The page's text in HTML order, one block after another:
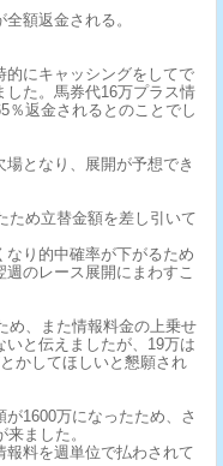
額返金される。
的にキャッシングをしてで
した。馬券代16万プラス情
％返金されるとのことでし
となり、展開が予想でき
ため立替金額を差し引いて
なり的中確率が下がるため
のレース展開にまわすこ
め、また情報料金の上乗せ
と伝えましたが、19万は
かしてほしいと懇願され
1600万になったため、さ
ました。
料を週単位で払わされて